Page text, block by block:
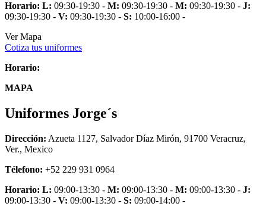
Horario: L: 09:30-19:30 - M: 09:30-19:30 - M: 09:30-19:30 - J:
09:30-19:30 - V: 09:30-19:30 - S: 10:00-16:00 -
Ver Mapa
Cotiza tus uniformes
Horario:
MAPA
Uniformes Jorge´s
Dirección: Azueta 1127, Salvador Díaz Mirón, 91700 Veracruz,
Ver., Mexico
Télefono: +52 229 931 0964
Horario: L: 09:00-13:30 - M: 09:00-13:30 - M: 09:00-13:30 - J:
09:00-13:30 - V: 09:00-13:30 - S: 09:00-14:00 -